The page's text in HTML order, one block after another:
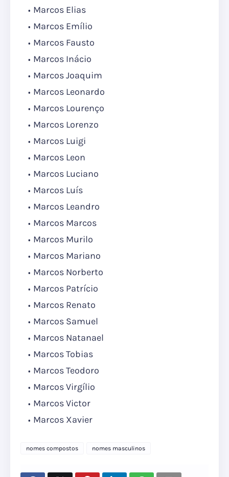
Marcos Elias
Marcos Emílio
Marcos Fausto
Marcos Inácio
Marcos Joaquim
Marcos Leonardo
Marcos Lourenço
Marcos Lorenzo
Marcos Luigi
Marcos Leon
Marcos Luciano
Marcos Luís
Marcos Leandro
Marcos Marcos
Marcos Murilo
Marcos Mariano
Marcos Norberto
Marcos Patrício
Marcos Renato
Marcos Samuel
Marcos Natanael
Marcos Tobias
Marcos Teodoro
Marcos Virgílio
Marcos Victor
Marcos Xavier
nomes compostos nomes masculinos